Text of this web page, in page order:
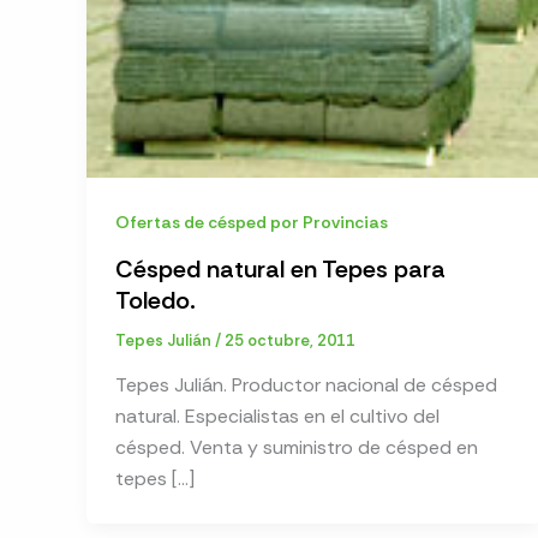
Ofertas de césped por Provincias
Césped natural en Tepes para
Toledo.
Tepes Julián / 25 octubre, 2011
Tepes Julián. Productor nacional de césped
natural. Especialistas en el cultivo del
césped. Venta y suministro de césped en
tepes […]